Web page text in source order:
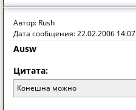
Автор: Rush
Дата сообщения: 22.02.2006 14:07
Ausw
Цитата:
Конешна можно